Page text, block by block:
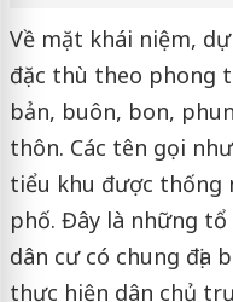
Về mặt khái niệm,
đặc thù theo phong
bản, buôn, bon,
thôn. Các tên gọi
tiểu khu được thống
phố. Đây là những
dân cư có chung địa
thực hiện dân chủ